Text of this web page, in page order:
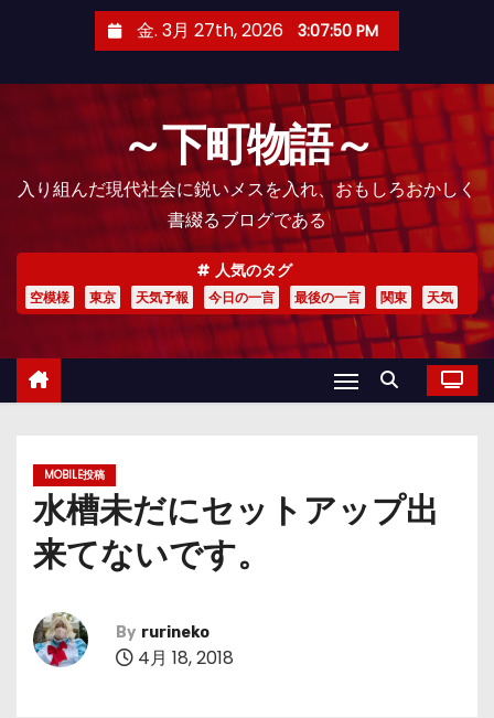
金. 3月 27th, 2026 3:07:51 PM
～下町物語～
入り組んだ現代社会に鋭いメスを入れ、おもしろおかしく
書綴るブログである
人気のタグ
空模様 東京 天気予報 今日の一言 最後の一言 関東 天気
MOBILE投稿
水槽未だにセットアップ出
来てないです。
By rurineko
4月 18, 2018